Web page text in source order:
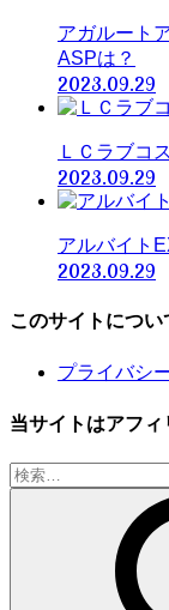
アガルート
ASPは？
2023.09.29
ＬＣラブコ
2023.09.29
アルバイト
2023.09.29
このサイトについ
プライバシ
当サイトはアフ
検
索: